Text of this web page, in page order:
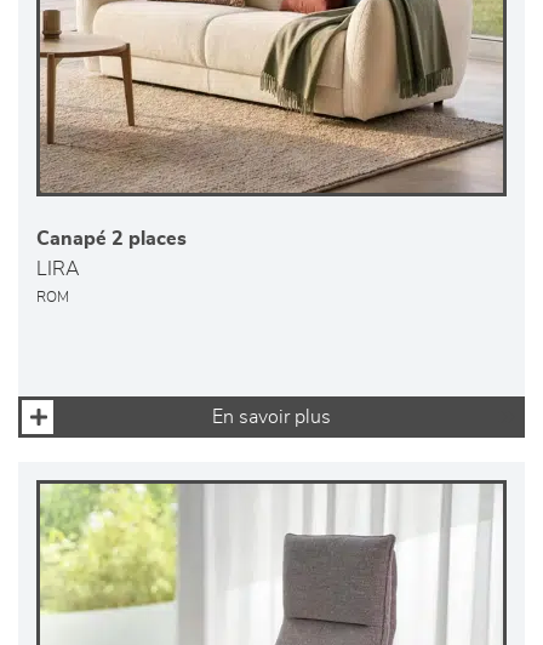
Canapé 2 places
LIRA
ROM
En savoir plus